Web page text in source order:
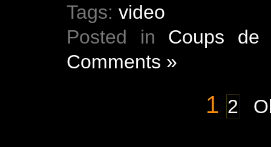
Tags: video
Posted in Coups de
Comments »
1 2